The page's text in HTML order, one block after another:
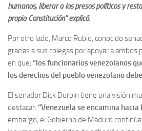
humanos, liberar a los presos políticos y
propia Constitución” explicó.
Por otro lado, Marco Rubio, conocido
gracias a sus colegas por apoyar a
en que: “los funcionarios venezolanos
los derechos del pueblo venezolano
El senador Dick Durbin tiene una visión
destacar: “Venezuelase encamina hacia
embargo, el Gobierno de Maduro